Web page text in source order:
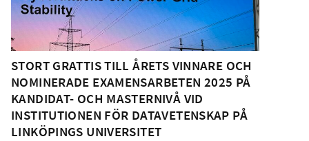
STORT GRATTIS TILL ÅRETS VINNARE OCH
NOMINERADE EXAMENSARBETEN 2025 PÅ
KANDIDAT- OCH MASTERNIVÅ VID
INSTITUTIONEN FÖR DATAVETENSKAP PÅ
LINKÖPINGS UNIVERSITET